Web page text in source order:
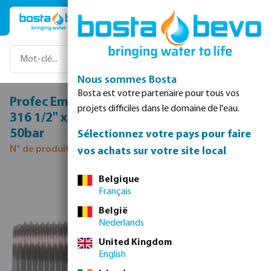
Passer au contenu principal
Profec Embout de tuyau acier inoxydable
316 1/2" x 9 mm filetage mâle x embout
50bar
N° de produit 0080918
Ignorer la galerie d'images
Nous sommes Bosta
Bosta est votre partenaire pour tous vos
projets difficiles dans le domaine de l'eau.
Sélectionnez votre pays pour faire
vos achats sur votre site local
Belgique
Français
België
Nederlands
United Kingdom
English